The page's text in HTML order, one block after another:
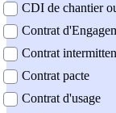
CDI de chantier
Contrat
Contrat
Contrat pacte
Contrat d'usage